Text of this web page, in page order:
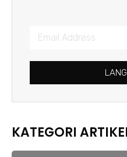
KATEGORI